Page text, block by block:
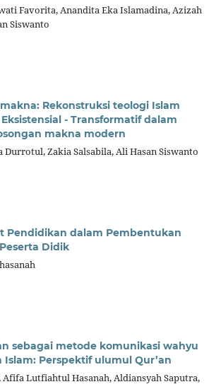
Favorita, Anandita Eka Islamadina, Azizah
Siswanto
Rekonstruksi teologi Islam
- Transformatif dalam
makna modern
Zakia Salsabila, Ali Hasan Siswanto
Pendidikan dalam Pembentukan
Didik
sebagai metode komunikasi wahyu
Perspektif ulumul Qur’an
Afifa Lutfiahtul Hasanah, Aldiansyah Saputra,